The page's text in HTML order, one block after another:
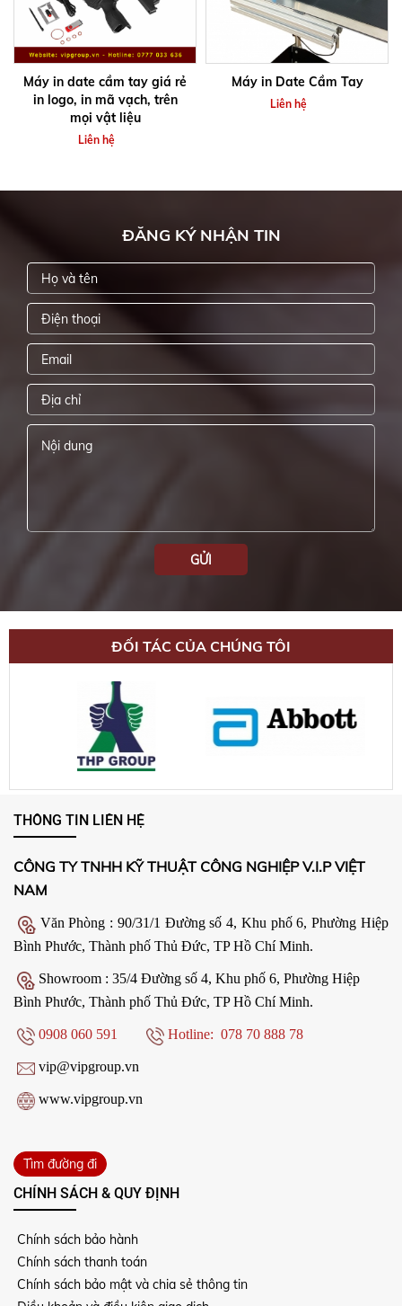
Máy in date cầm tay giá rẻ
in logo, in mã vạch, trên
mọi vật liệu
Liên hệ
Máy in Date Cầm Tay
Liên hệ
ĐĂNG KÝ NHẬN TIN
GỬI
ĐỐI TÁC CỦA CHÚNG TÔI
THÔNG TIN LIÊN HỆ
CÔNG TY TNHH KỸ THUẬT CÔNG NGHIỆP V.I.P VIỆT
NAM
Văn Phòng : 90/31/1 Đường số 4, Khu phố 6, Phường Hiệp
Bình Phước, Thành phố Thủ Đức, TP Hồ Chí Minh.
Showroom : 35/4 Đường số 4, Khu phố 6, Phường Hiệp
Bình Phước, Thành phố Thủ Đức, TP Hồ Chí Minh.
0908 060 591 Hotline: 078 70 888 78
vip@vipgroup.vn
www.vipgroup.vn
Tìm đường đi
CHÍNH SÁCH & QUY ĐỊNH
Chính sách bảo hành
Chính sách thanh toán
Chính sách bảo mật và chia sẻ thông tin